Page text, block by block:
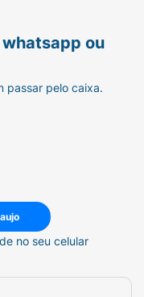
ou
passar pelo caixa.
no seu celular